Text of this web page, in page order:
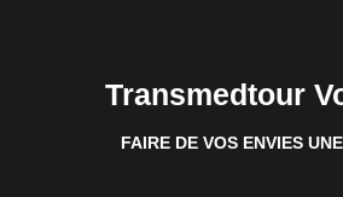
Transmedtour
FAIRE DE VOS ENVIES